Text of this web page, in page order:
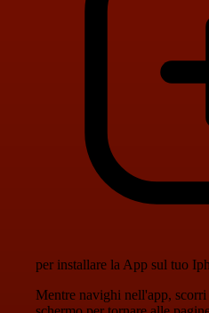
per installare la App sul tuo
Mentre navighi nell'app,